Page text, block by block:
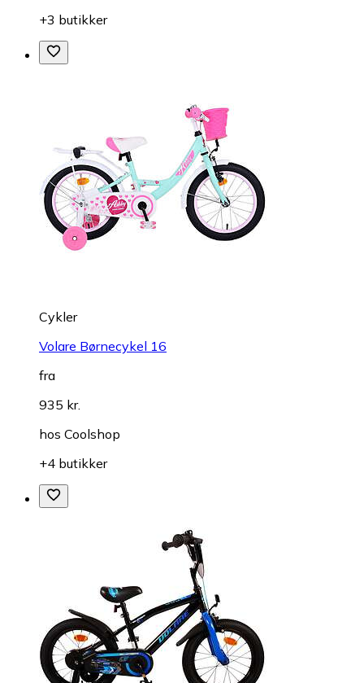
+3 butikker
Cykler
Volare Børnecykel 16
fra
935 kr.
hos Coolshop
+4 butikker